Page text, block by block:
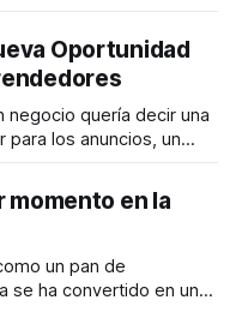
lugar. Durante
PRO, el especialista en
Oportunidad
negocio quería decir una
para los anuncios, un
de publicidad digital
para atender
una persona
momento en la
un pan de
se ha convertido en uno